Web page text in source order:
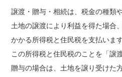
譲渡・贈与・相続は、税金の種類
土地の譲渡により利益を得た場合
かかる所得税と住民税を支払います
この所得税と住民税のことを「譲
贈与の場合は、土地を譲り受けた